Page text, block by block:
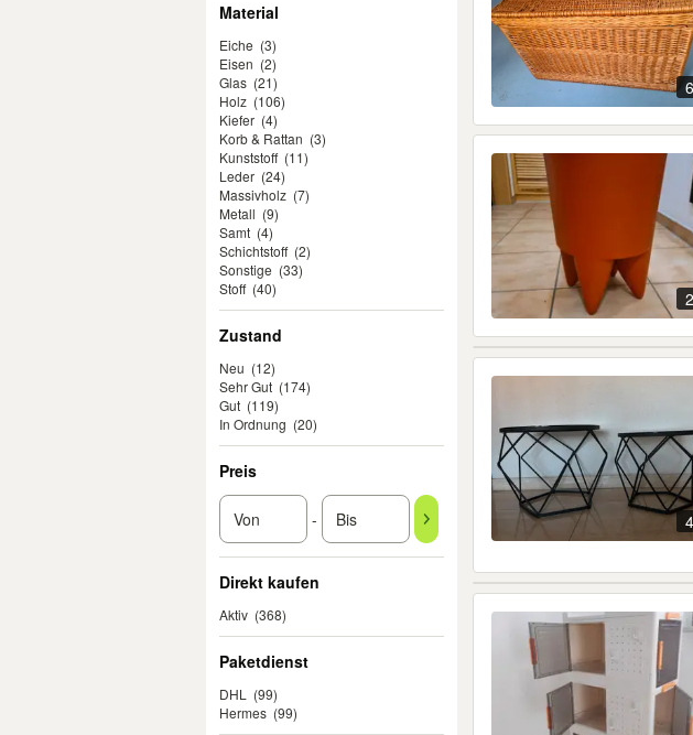
Material
Eiche (3)
Eisen (2)
Glas (21)
Holz (106)
Kiefer (4)
Korb & Rattan (3)
Kunststoff (11)
Leder (24)
Massivholz (7)
Metall (9)
Samt (4)
Schichtstoff (2)
Sonstige (33)
Stoff (40)
Zustand
Neu (12)
Sehr Gut (174)
Gut (119)
In Ordnung (20)
Preis
-
Direkt kaufen
Aktiv (368)
Paketdienst
DHL
(99)
Hermes (99)
6
2
4